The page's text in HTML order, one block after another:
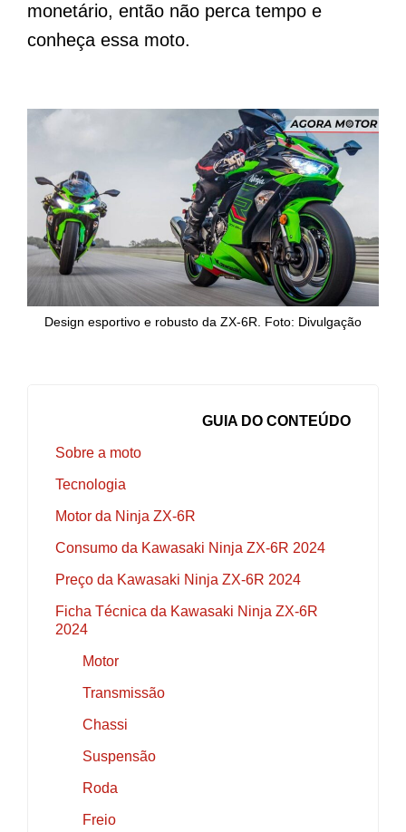
monetário, então não perca tempo e
conheça essa moto.
Design esportivo e robusto da ZX-6R. Foto: Divulgação
GUIA DO CONTEÚDO
Sobre a moto
Tecnologia
Motor da Ninja ZX-6R
Consumo da Kawasaki Ninja ZX-6R 2024
Preço da Kawasaki Ninja ZX-6R 2024
Ficha Técnica da Kawasaki Ninja ZX-6R
2024
Motor
Transmissão
Chassi
Suspensão
Roda
Freio